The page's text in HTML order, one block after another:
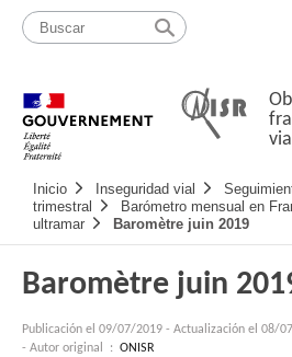
Pasar
contenido
Mapa
web
Navigation
principale
Inicio Inseguridad vial
trimestral
Barómetro mensual en
ultramar
Baromètre juin 2019
Baromètre juin
Publicación el 09/07/2019 - Actualización el 08/
- Autor original : ONISR